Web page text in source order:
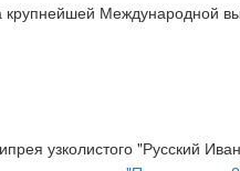
Международной
узколистого "Русский